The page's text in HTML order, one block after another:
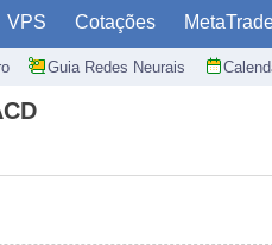
VPS Cotações
Guia Redes Neurais